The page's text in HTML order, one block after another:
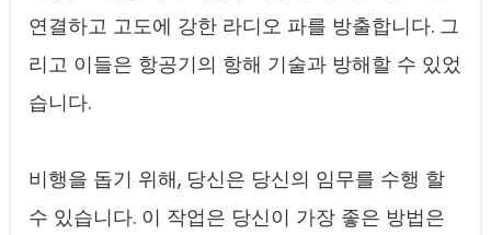
연결하고 고도에 강한 라디오 파를 방출합니다. 그
리고 이들은 항공기의 항해 기술과 방해할 수 있었
습니다.
비행을 돕기 위해, 당신은 당신의 임무를 수행 할
수 있습니다. 이 작업은 당신이 가장 좋은 방법은